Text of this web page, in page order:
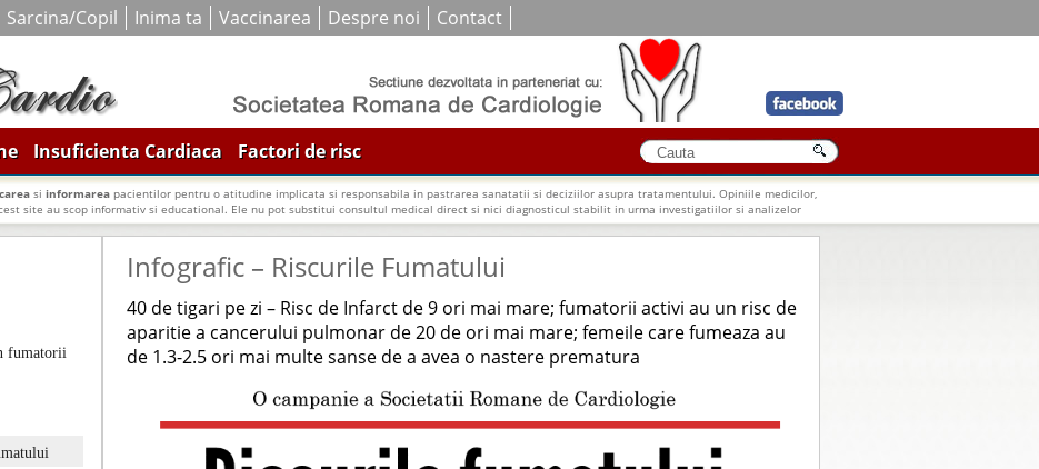
Sarcina/Copil Inima ta Vaccinarea Despre noi Contact
Insuficienta Cardiaca Factori de risc
si informarea pacientilor pentru o atitudine implicata si responsabila in pastrarea sanatatii si deciziilor asupra tratamentului. Opiniile medicilor,
site au scop informativ si educational. Ele nu pot substitui consultul medical direct si nici diagnosticul stabilit in urma investigatiilor si analizelor
fumatorii
Infografic – Riscurile Fumatului
40 de tigari pe zi – Risc de Infarct de 9 ori mai mare; fumatorii activi au un risc de
aparitie a cancerului pulmonar de 20 de ori mai mare; femeile care fumeaza au
de 1.3-2.5 ori mai multe sanse de a avea o nastere prematura